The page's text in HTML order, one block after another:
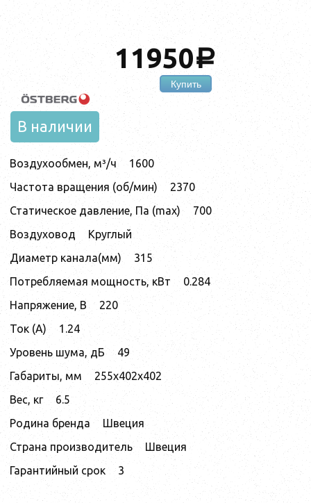
11950a
Купить
В наличии
Воздухообмен, м³/ч
1600
Частота вращения (об/мин)
2370
Статическое давление, Па (max)
700
Воздуховод
Круглый
Диаметр канала(мм)
315
Потребляемая мощность, кВт
0.284
Напряжение, В
220
Ток (А)
1.24
Уровень шума, дБ
49
Габариты, мм
255x402x402
Вес, кг
6.5
Родина бренда
Швеция
Страна производитель
Швеция
Гарантийный срок
3